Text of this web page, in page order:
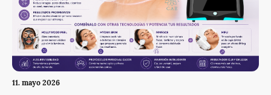
11. mayo 2026